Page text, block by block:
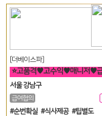
[더베이스파]
서울 강남구
급여협의
#순번확실 #식사제공 #팁별도